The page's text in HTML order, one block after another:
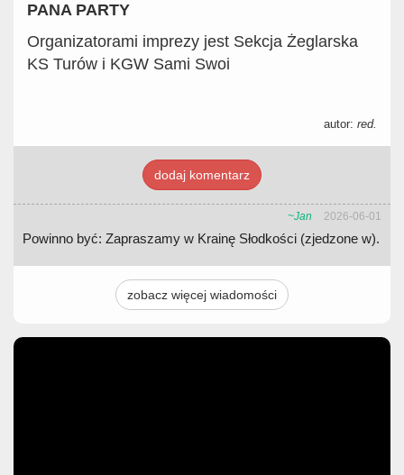
PANA PARTY
Organizatorami imprezy jest Sekcja Żeglarska
KS Turów i KGW Sami Swoi
autor: red.
dodaj komentarz
~Jan 2026-06-01
Powinno być: Zapraszamy w Krainę Słodkości (zjedzone w).
zobacz więcej wiadomości